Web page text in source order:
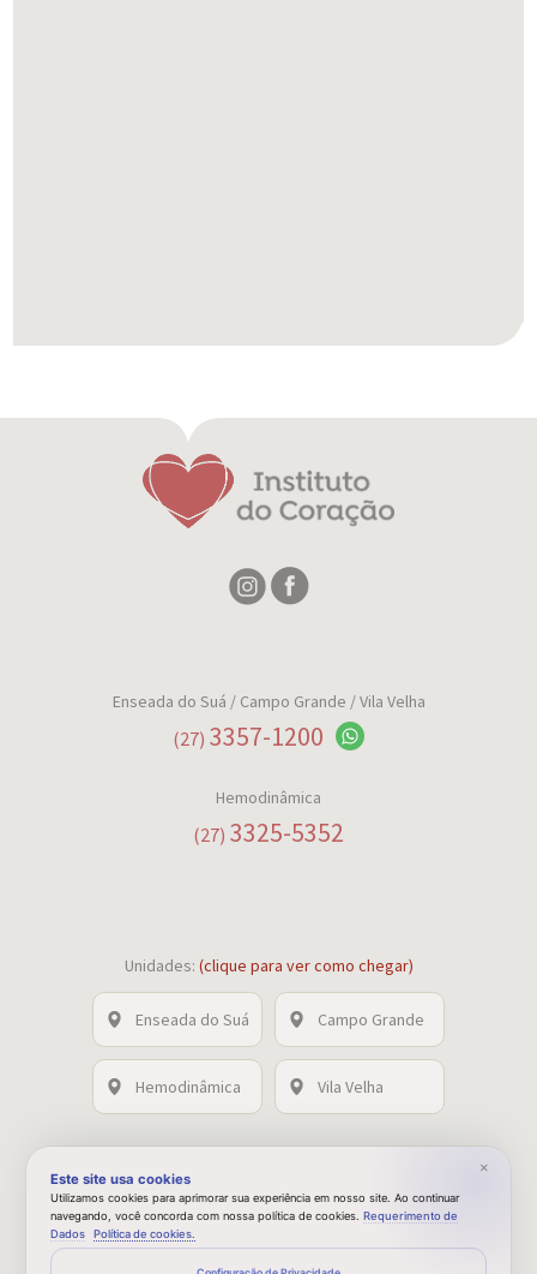
Enseada do Suá / Campo Grande / Vila Velha
(27) 3357-1200
Hemodinâmica
(27) 3325-5352
Unidades: (clique para ver como chegar)
Enseada do Suá Campo Grande
Hemodinâmica Vila Velha
Baixe nosso aplicativo
×
Este site usa cookies
Utilizamos cookies para aprimorar sua experiência em nosso site. Ao continuar
navegando, você concorda com nossa política de cookies.Requerimento de
Dados
Política de cookies.